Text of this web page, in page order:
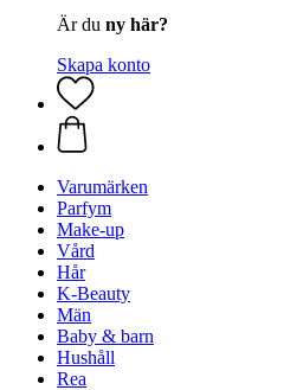
Är du ny här?
Skapa konto
Varumärken
Parfym
Make-up
Vård
Hår
K-Beauty
Män
Baby & barn
Hushåll
Rea